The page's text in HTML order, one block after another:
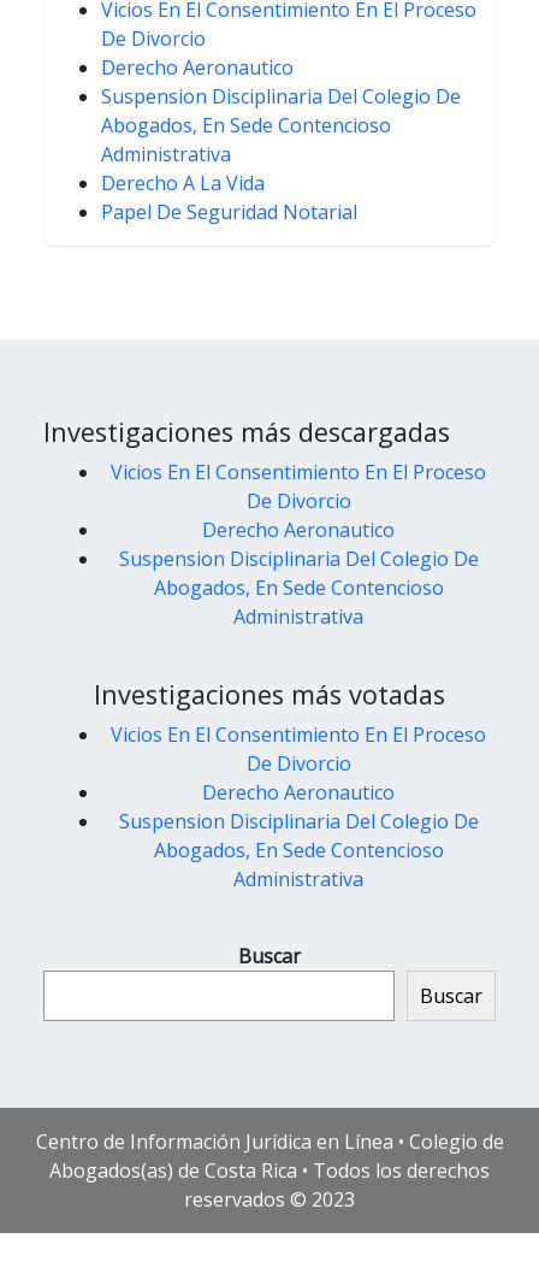
Vicios En El Consentimiento En El Proceso
De Divorcio
Derecho Aeronautico
Suspension Disciplinaria Del Colegio De
Abogados, En Sede Contencioso
Administrativa
Derecho A La Vida
Papel De Seguridad Notarial
Investigaciones más descargadas
Vicios En El Consentimiento En El Proceso
De Divorcio
Derecho Aeronautico
Suspension Disciplinaria Del Colegio De
Abogados, En Sede Contencioso
Administrativa
Investigaciones más votadas
Vicios En El Consentimiento En El Proceso
De Divorcio
Derecho Aeronautico
Suspension Disciplinaria Del Colegio De
Abogados, En Sede Contencioso
Administrativa
Buscar
Buscar
Centro de Información Jurídica en Línea • Colegio de
Abogados(as) de Costa Rica • Todos los derechos
reservados © 2023